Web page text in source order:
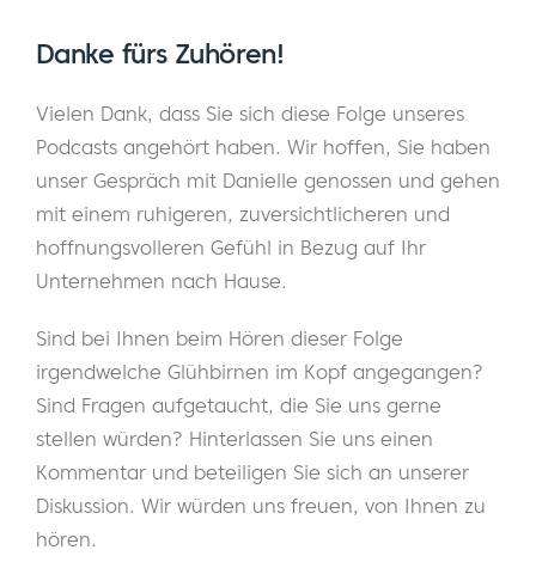
treffen und schnell handeln können. Und als
denselben Informationsstand. Meine
Aufgabe ist es also, diese Informationen
dem Unternehmertum zur Verfügung zu
stellen, damit wir auf dem gleichen Stand
sind und wirklich etwas in der Welt bewirken
können.
Eric:Ja, es ist unglaublich wichtig, dass man
eine Vorstellung von seinen Finanzen hat,
wenn man ein Unternehmen führen will. Ich
habe mir ein paar Ihrer Podcast-Episoden
angehört, in denen Sie über die Denkweise
in Bezug auf Geld gesprochen haben. Und
die interessante Perspektive, die du
Danke fürs Zuhören!
Vielen Dank, dass Sie sich diese Folge unseres
Podcasts angehört haben. Wir hoffen, Sie haben
unser Gespräch mit Danielle genossen und gehen
mit einem ruhigeren, zuversichtlicheren und
hoffnungsvolleren Gefühl in Bezug auf Ihr
Unternehmen nach Hause.
Sind bei Ihnen beim Hören dieser Folge
irgendwelche Glühbirnen im Kopf angegangen?
Sind Fragen aufgetaucht, die Sie uns gerne
stellen würden? Hinterlassen Sie uns einen
Kommentar und beteiligen Sie sich an unserer
Diskussion. Wir würden uns freuen, von Ihnen zu
hören.